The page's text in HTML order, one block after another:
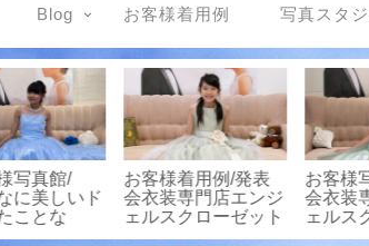
Blog お客様着用例 写真スタ
お客様写真館
20211010-
2/mbk340/発表会衣
装専門店エンジェル
ドレスのご紹介/発
表会衣装専門店エン
ジェルスクローゼッ
ト